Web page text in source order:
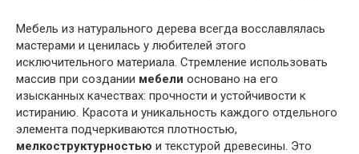
Мебель из натурального дерева всегда восславлялась
мастерами и ценилась у любителей этого
исключительного материала. Стремление использовать
массив при создании мебели основано на его
изысканных качествах: прочности и устойчивости к
истиранию. Красота и уникальность каждого отдельного
элемента подчеркиваются плотностью,
мелкоструктурностью и текстурой древесины. Это